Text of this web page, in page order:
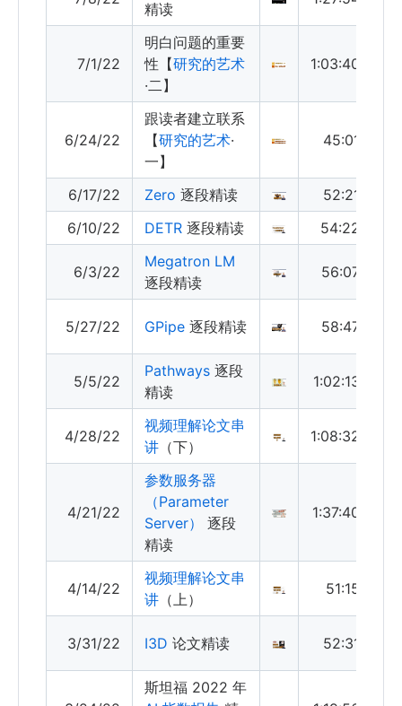
精读
7/1/22
明白问题的重要
性【研究的艺术
·二】
1:03:40
6/24/22
跟读者建立联系
【研究的艺术·
一】
45:01
6/17/22 Zero 逐段精读
52:21
6/10/22
DETR 逐段精读 54:22
6/3/22
Megatron LM
逐段精读
56:07
5/27/22 GPipe 逐段精读 58:47
5/5/22
Pathways 逐段
精读
1:02:13
4/28/22
视频理解论文串
讲 （下）
1:08:32
4/21/22
参数服务器
（Parameter
Server）
逐段
精读
1:37:40
4/14/22
视频理解论文串
讲 （上）
51:15
3/31/22 I3D 论文精读 52:31
斯坦福 2022 年